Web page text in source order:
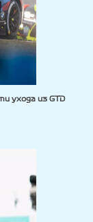
ухода из GTD